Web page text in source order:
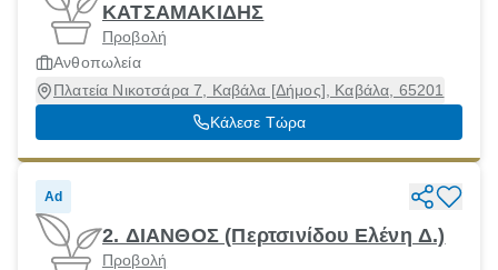
ΚΑΤΣΑΜΑΚΙΔΗΣ
Προβολή
Ανθοπωλεία
Πλατεία Νικοτσάρα 7, Καβάλα [Δήμος], Καβάλα, 65201
Κάλεσε Τώρα
Ad
2. ΔΙΑΝΘΟΣ (Περτσινίδου Ελένη Δ.)
Προβολή